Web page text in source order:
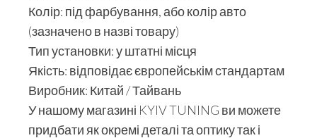
Колір: під фарбування, або колір авто
(зазначено в назві товару)
Тип установки: у штатні місця
Якість: відповідає європейськім стандартам
Виробник: Китай / Тайвань
У нашому магазині KYIV TUNING ви можете
придбати як окремі деталі та оптику так і